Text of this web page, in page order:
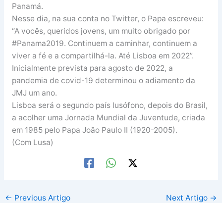
Panamá.
Nesse dia, na sua conta no Twitter, o Papa escreveu:
“A vocês, queridos jovens, um muito obrigado por
#Panama2019. Continuem a caminhar, continuem a
viver a fé e a compartilhá-la. Até Lisboa em 2022”.
Inicialmente prevista para agosto de 2022, a
pandemia de covid-19 determinou o adiamento da
JMJ um ano.
Lisboa será o segundo país lusófono, depois do Brasil,
a acolher uma Jornada Mundial da Juventude, criada
em 1985 pelo Papa João Paulo II (1920-2005).
(Com Lusa)
← Previous Artigo Next Artigo →